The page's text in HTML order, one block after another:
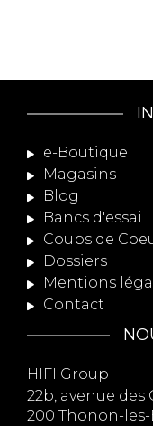
e-Boutique
Magasins
Blog
Bancs d'essai
Coups de
Dossiers
Mentions
Contact
HIFI Group
22b, avenue des
200 Thonon-